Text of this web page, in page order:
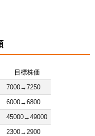
目標株価
7000→7250
6000→6800
45000→49000
2300→2900